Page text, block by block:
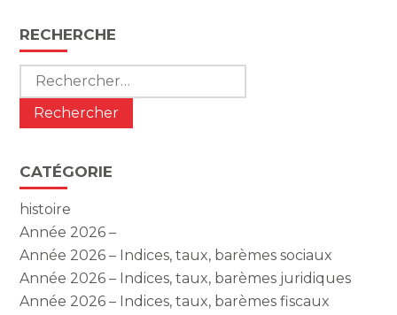
Blog
sidebar
RECHERCHE
Rechercher :
CATÉGORIE
histoire
Année 2026 –
Année 2026 – Indices, taux, barèmes sociaux
Année 2026 – Indices, taux, barèmes juridiques
Année 2026 – Indices, taux, barèmes fiscaux